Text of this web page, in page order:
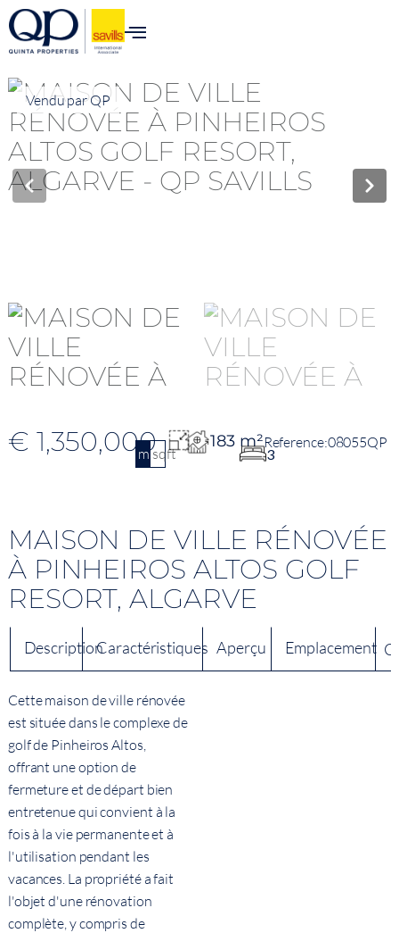
Vendu par QP
€ 1,350,000
m2sqft
183 m²
3
08055QP
MAISON DE VILLE RÉNOVÉE
À PINHEIROS ALTOS GOLF
RESORT, ALGARVE
DescriptionCaractéristiques Aperçu Emplacement
Cette maison de ville rénovée
est située dans le complexe de
golf de Pinheiros Altos,
offrant une option de
fermeture et de départ bien
entretenue qui convient à la
fois à la vie permanente et à
l'utilisation pendant les
vacances. La propriété a fait
l'objet d'une rénovation
complète, y compris de